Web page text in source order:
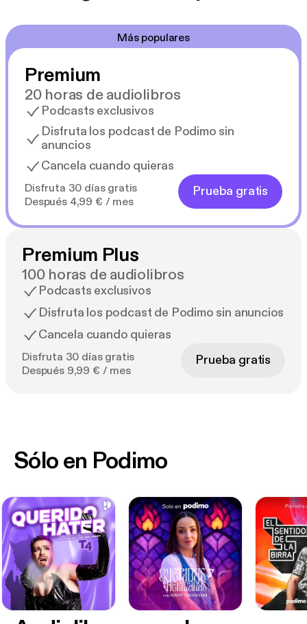
Más populares
Premium
20 horas de audiolibros
Podcasts exclusivos
Disfruta los podcast de Podimo sin
anuncios
Cancela cuando quieras
Disfruta 30 días gratis
Después 4,99 € / mes
Prueba gratis
Premium Plus
100 horas de audiolibros
Podcasts exclusivos
Disfruta los podcast de Podimo sin anuncios
Cancela cuando quieras
Disfruta 30 días gratis
Después 9,99 € / mes
Prueba gratis
Sólo en Podimo